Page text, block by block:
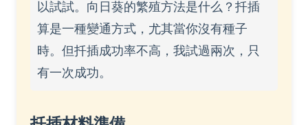
以試試。向日葵的繁殖方法是什么？扦插
算是一種變通方式，尤其當你沒有種子
時。但扦插成功率不高，我試過兩次，只
有一次成功。